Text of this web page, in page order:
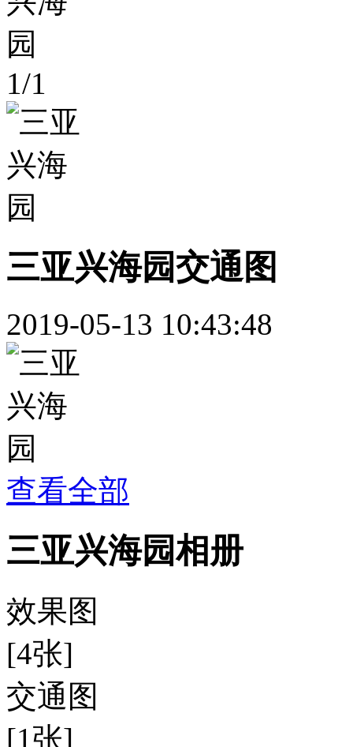
1/1
三亚兴海园交通图
2019-05-13 10:43:48
查看全部
三亚兴海园相册
效果图
[4张]
交通图
[1张]